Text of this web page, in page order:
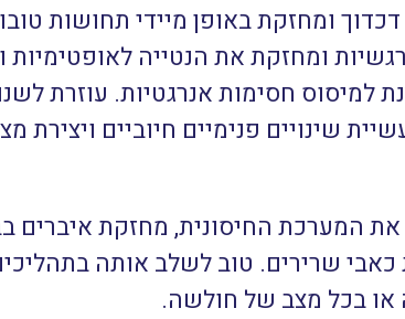
ומחזקת באופן מיידי תחושות
ומחזקת את הנטייה
למיסוס חסימות אנרגטיות. עוזרת
שינויים פנימיים חיוביים ויצירת
המערכת החיסונית, מחזקת איברים
כאבי שרירים. טוב לשלב אותה
בכל מצב של חולשה.